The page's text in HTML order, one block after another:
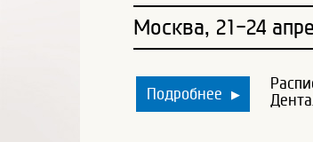
Москва, 21-24
Подробнее ▶